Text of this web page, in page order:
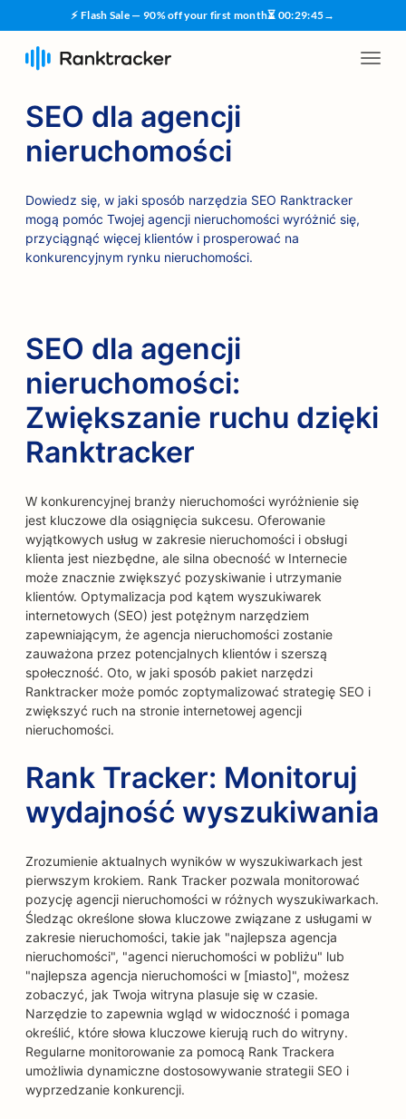
⚡ Flash Sale — 90% off your first month⏳ 00:29:44→
SEO dla agencji
nieruchomości
Dowiedz się, w jaki sposób narzędzia SEO Ranktracker
mogą pomóc Twojej agencji nieruchomości wyróżnić się,
przyciągnąć więcej klientów i prosperować na
konkurencyjnym rynku nieruchomości.
SEO dla agencji
nieruchomości:
Zwiększanie ruchu dzięki
Ranktracker
W konkurencyjnej branży nieruchomości wyróżnienie się
jest kluczowe dla osiągnięcia sukcesu. Oferowanie
wyjątkowych usług w zakresie nieruchomości i obsługi
klienta jest niezbędne, ale silna obecność w Internecie
może znacznie zwiększyć pozyskiwanie i utrzymanie
klientów. Optymalizacja pod kątem wyszukiwarek
internetowych (SEO) jest potężnym narzędziem
zapewniającym, że agencja nieruchomości zostanie
zauważona przez potencjalnych klientów i szerszą
społeczność. Oto, w jaki sposób pakiet narzędzi
Ranktracker może pomóc zoptymalizować strategię SEO i
zwiększyć ruch na stronie internetowej agencji
nieruchomości.
Rank Tracker: Monitoruj
wydajność wyszukiwania
Zrozumienie aktualnych wyników w wyszukiwarkach jest
pierwszym krokiem. Rank Tracker pozwala monitorować
pozycję agencji nieruchomości w różnych wyszukiwarkach.
Śledząc określone słowa kluczowe związane z usługami w
zakresie nieruchomości, takie jak "najlepsza agencja
nieruchomości", "agenci nieruchomości w pobliżu" lub
"najlepsza agencja nieruchomości w [miasto]", możesz
zobaczyć, jak Twoja witryna plasuje się w czasie.
Narzędzie to zapewnia wgląd w widoczność i pomaga
określić, które słowa kluczowe kierują ruch do witryny.
Regularne monitorowanie za pomocą Rank Trackera
umożliwia dynamiczne dostosowywanie strategii SEO i
wyprzedzanie konkurencji.